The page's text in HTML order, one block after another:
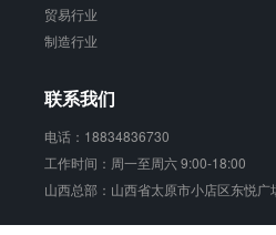
贸易行业
制造行业
联系我们
电话：18834836730
工作时间：周一至周六 9:00-18:00
山西总部：山西省太原市小店区东悦广